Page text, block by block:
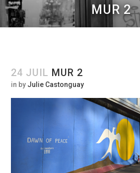
MUR 2
24 JUIL MUR 2
in by Julie Castonguay